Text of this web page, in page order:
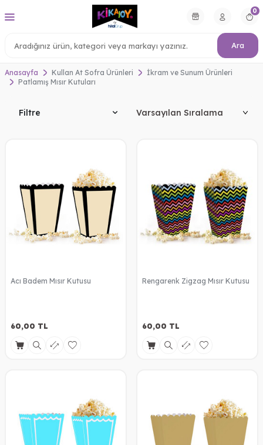
Ara
0
Anasayfa Kullan At Sofra Ürünleri
İkram ve Sunum Ürünleri
Patlamış Mısır Kutuları
Filtre
Acı Badem Mısır Kutusu
60,00 TL
Rengarenk Zigzag Mısır Kutusu
60,00 TL